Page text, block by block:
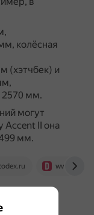
колёсная
(хэтчбек) и
2570 мм.
могут
Accent II она
мм.